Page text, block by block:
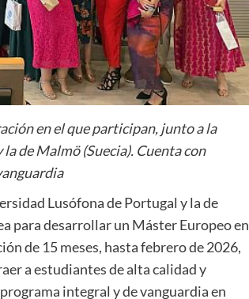
en el que participan, junto a la
de Malmö (Suecia). Cuenta con
Lusófona de Portugal y la de
para desarrollar un Máster Europeo en
de 15 meses, hasta febrero de 2026,
a estudiantes de alta calidad y
integral y de vanguardia en